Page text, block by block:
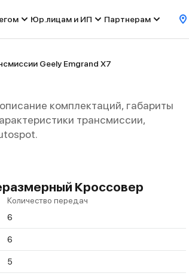
Юр.лицам и ИП Партнерам
Geely Emgrand X7
комплектаций, габариты
трансмиссии,
Кроссовер
Количество передач
6
6
5